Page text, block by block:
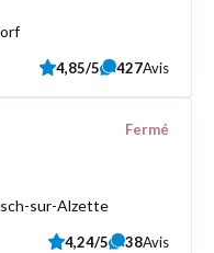
4,85/5 427Avis
sur-Alzette
Fermé
4,24/5 38Avis